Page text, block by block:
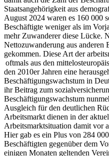
Staatsangehörigkeit aus
August 2024 waren es 160 000
Beschäftigte weniger als im
mehr Zuwanderer diese Lücke.
Nettozuwanderung aus anderen
gekommen. Diese Art der
oftmals aus den
den 2010er Jahren eine
Beschäftigungswachstum in
ihr Beitrag zum
Beschäftigungswachstum
Ausgleich für den deutlichen
Arbeitsmarkt dienen in der
Arbeitsmarktsituation damit vor
Hier gab es ein Plus von 284
Beschäftigten gegenüber dem
einigen Monaten geltenden